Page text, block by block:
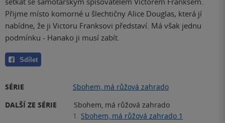
Přijme místo komorné u šlechtičny Alice Douglas, která jí
nabídne, že ji Victoru Franksovi představí. Má však jednu
podmínku - Hanako ji musí zabít.
Sdílet
SÉRIE
Sbohem, má růžová zahrado
DALŠÍ ZE SÉRIE
Sbohem, má růžová zahrado
1. Sbohem, má růžová zahrado 1